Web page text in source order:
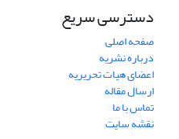
دسترسی سریع
صفحه اصلی
درباره نشریه
اعضای هیات تحریریه
ارسال مقاله
تماس با ما
نقشه سایت